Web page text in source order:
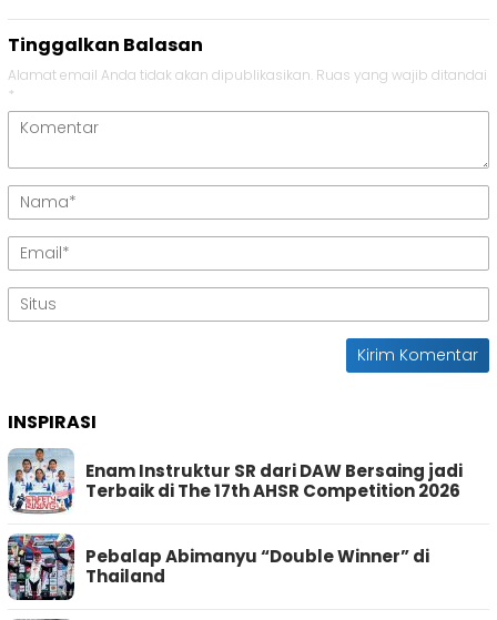
Tinggalkan Balasan
Alamat email Anda tidak akan dipublikasikan. Ruas yang wajib ditandai
*
INSPIRASI
Enam Instruktur SR dari DAW Bersaing jadi
Terbaik di The 17th AHSR Competition 2026
Pebalap Abimanyu “Double Winner” di
Thailand